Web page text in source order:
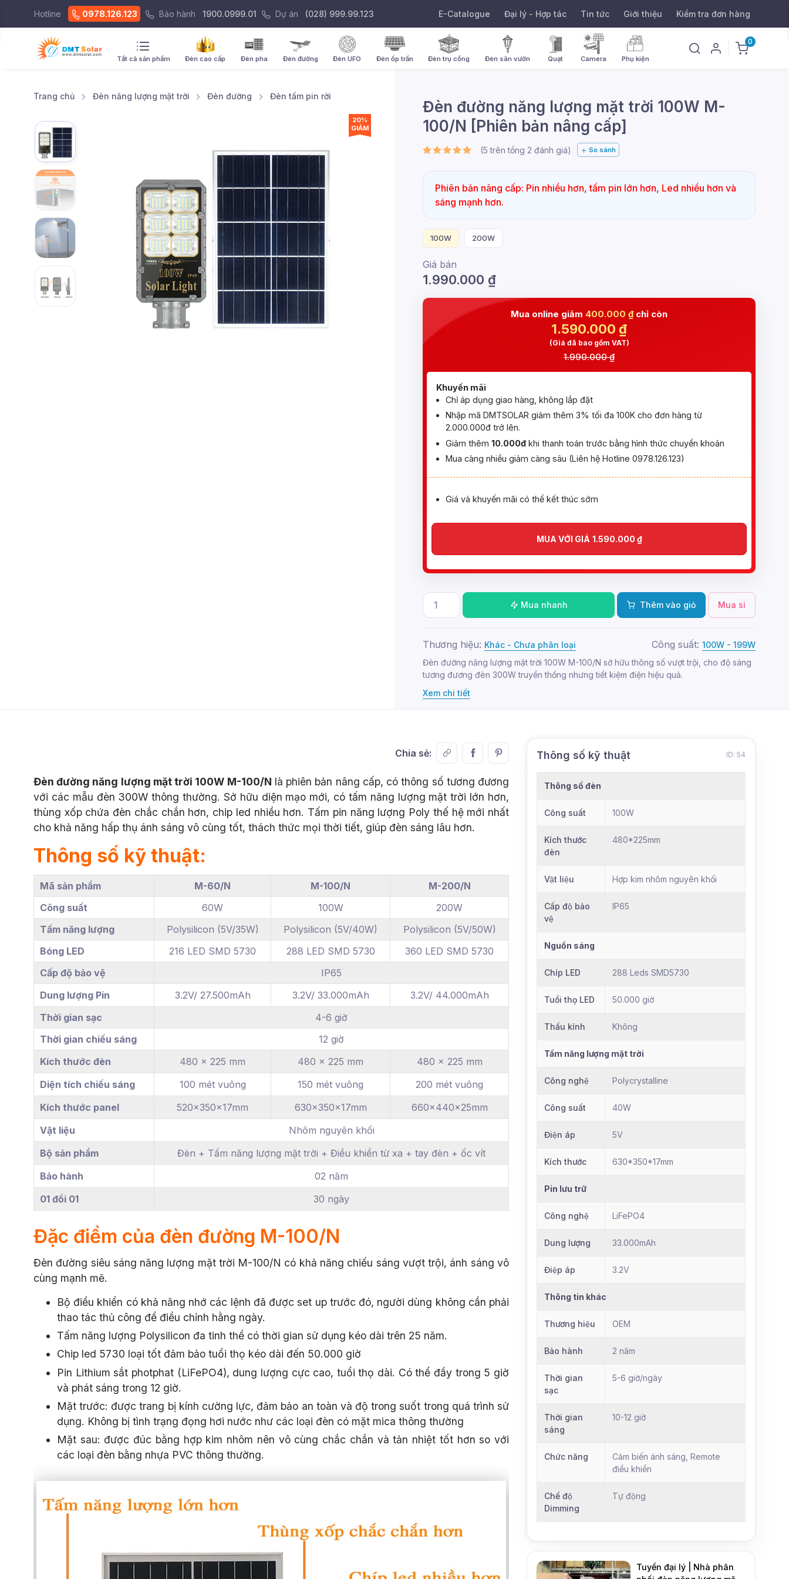
Hotline 0978.126.123 Bảo hành 1900.0999.01 Dự án (028) 999.99.123 E-Catalogue Đại lý - Hợp tác Tin tức Giới thiệu Kiểm tra đơn hàng
0
Tất cả sản phẩm Đèn cao cấp Đèn pha Đèn đường Đèn UFO Đèn ốp trần Đèn trụ cổng Đèn sân vườn Quạt Camera Phụ kiện
Trang chủ Đèn năng lượng mặt trời Đèn đường Đèn tấm pin rời
20%
GIẢM
Đèn đường năng lượng mặt trời 100W M-
100/N [Phiên bản nâng cấp]
(5 trên tổng 2 đánh giá) So sánh
Phiên bản nâng cấp: Pin nhiều hơn, tấm pin lớn hơn, Led nhiều hơn và
sáng mạnh hơn.
100W 200W
Giá bán
1.990.000 ₫
Mua online giảm 400.000 ₫chỉ còn
1.590.000 ₫
(Giá đã bao gồm VAT)
1.990.000 ₫
Khuyến mãi
Chỉ áp dụng giao hàng, không lắp đặt
Nhập mã DMTSOLAR giảm thêm 3% tối đa 100K cho đơn hàng từ
2.000.000đ trở lên.
Giảm thêm 10.000đ khi thanh toán trước bằng hình thức chuyển khoản
Mua càng nhiều giảm càng sâu (Liên hệ Hotline 0978.126.123)
Giá và khuyến mãi có thể kết thúc sớm
MUA VỚI GIÁ 1.590.000 ₫
Mua nhanh Thêm vào giỏ Mua sỉ
Thương hiệu: Khác - Chưa phân loại Công suất: 100W - 199W
Đèn đường năng lượng mặt trời 100W M-100/N sở hữu thông số vượt trội, cho độ sáng
tương đương đèn 300W truyền thống nhưng tiết kiệm điện hiệu quả.
Xem chi tiết
Chia sẻ:
Đèn đường năng lượng mặt trời 100W M-100/N là phiên bản nâng cấp, có thông số tương đương
với các mẫu đèn 300W thông thường. Sở hữu diện mạo mới, có tấm năng lượng mặt trời lớn hơn,
thùng xốp chứa đèn chắc chắn hơn, chip led nhiều hơn. Tấm pin năng lượng Poly thế hệ mới nhất
cho khả năng hấp thụ ánh sáng vô cùng tốt, thách thức mọi thời tiết, giúp đèn sáng lâu hơn.
Thông số kỹ thuật:
Mã sản phẩm M-60/N M-100/N
M-200/N
Công suất
60W 100W
200W
Tấm năng lượng
Polysilicon (5V/35W) Polysilicon (5V/40W)
Polysilicon (5V/50W)
Bóng LED
216 LED SMD 5730 288 LED SMD 5730
360 LED SMD 5730
Cấp độ bảo vệ
IP65
Dung lượng Pin
3.2V/ 27.500mAh 3.2V/ 33.000mAh
3.2V/ 44.000mAh
Thời gian sạc
4-6 giờ
Thời gian chiếu sáng
12 giờ
Kích thước đèn
480 x 225 mm 480 x 225 mm
480 x 225 mm
Diện tích chiếu sáng
100 mét vuông 150 mét vuông
200 mét vuông
Kích thước panel
520x350x17mm 630x350x17mm
660x440x25mm
Vật liệu
Nhôm nguyên khối
Bộ sản phẩm
Đèn + Tấm năng lượng mặt trời + Điều khiển từ xa + tay đèn + ốc vít
Bảo hành
02 năm
01 đổi 01
30 ngày
Đặc điểm của đèn đường M-100/N
Đèn đường siêu sáng năng lượng mặt trời M-100/N có khả năng chiếu sáng vượt trội, ánh sáng vô
cùng mạnh mẽ.
Bộ điều khiển có khả năng nhớ các lệnh đã được set up trước đó, người dùng không cần phải
thao tác thủ công để điều chỉnh hằng ngày.
Tấm năng lượng Polysilicon đa tinh thể có thời gian sử dụng kéo dài trên 25 năm.
Chip led 5730 loại tốt đảm bảo tuổi thọ kéo dài đến 50.000 giờ
Pin Lithium sắt photphat (LiFePO4), dung lượng cực cao, tuổi thọ dài. Có thể đầy trong 5 giờ
và phát sáng trong 12 giờ.
Mặt trước: được trang bị kính cường lực, đảm bảo an toàn và độ trong suốt trong quá trình sử
dụng. Không bị tình trạng đọng hơi nước như các loại đèn có mặt mica thông thường
Mặt sau: được đúc bằng hợp kim nhôm nên vô cùng chắc chắn và tản nhiệt tốt hơn so với
các loại đèn bằng nhựa PVC thông thường.
Thông số kỹ thuật ID: 54
Thông số đèn
Công suất 100W
Kích thước
đèn
480*225mm
Vật liệu Hợp kim nhôm nguyên khối
Cấp độ bảo
vệ
IP65
Nguồn sáng
Chíp LED 288 Leds SMD5730
Tuổi thọ LED 50.000 giờ
Thấu kính Không
Tấm năng lượng mặt trời
Công nghệ Polycrystalline
Công suất 40W
Điện áp 5V
Kích thước 630*350*17mm
Pin lưu trữ
Công nghệ LiFePO4
Dung lượng 33.000mAh
Điệp áp 3.2V
Thông tin khác
Thương hiệu OEM
Bảo hành 2 năm
Thời gian
sạc
5-6 giờ/ngày
Thời gian
sáng
10-12 giờ
Chức năng
Cảm biến ánh sáng, Remote
điều khiển
Chế độ
Dimming
Tự động
Tuyển đại lý | Nhà phân